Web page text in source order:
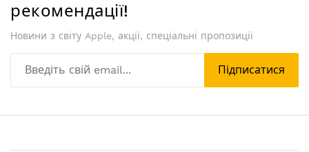
рекомендації!
Новини з світу Apple, акції, спеціальні пропозиції
Підписатися